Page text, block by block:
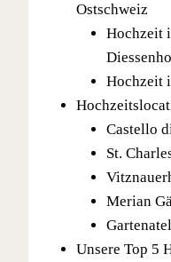
Ostschweiz
Hochzeit
Hochzeit
Castello
St.
Merian
Unsere Top 5